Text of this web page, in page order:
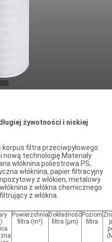
żywotności i niskiej
filtra przeciwpyłowego
technologię.Materiały
włóknina poliestrowa PS,
włóknina, papier filtracyjny
z włókien, metalowy
z włókna chemicznego
z włókna.
Powierzchnia
filtra (m²)
Dokładność
filtra (μm)
Poziom
filtra